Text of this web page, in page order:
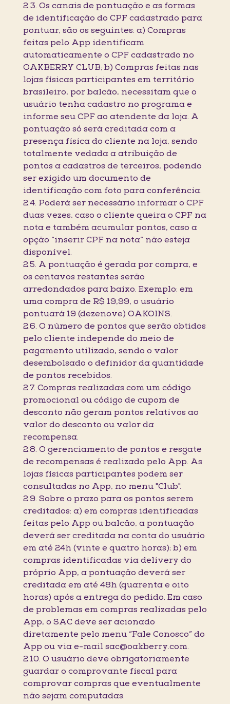
2.3. Os canais de pontuação e as formas
de identificação do CPF cadastrado para
pontuar, são os seguintes: a) Compras
feitas pelo App identificam
automaticamente o CPF cadastrado no
OAKBERRY CLUB; b) Compras feitas nas
lojas físicas participantes em território
brasileiro, por balcão, necessitam que o
usuário tenha cadastro no programa e
informe seu CPF ao atendente da loja. A
pontuação só será creditada com a
presença física do cliente na loja, sendo
totalmente vedada a atribuição de
pontos a cadastros de terceiros, podendo
ser exigido um documento de
identificação com foto para conferência.
2.4. Poderá ser necessário informar o CPF
duas vezes, caso o cliente queira o CPF na
nota e também acumular pontos, caso a
opção “inserir CPF na nota” não esteja
disponível.
2.5. A pontuação é gerada por compra, e
os centavos restantes serão
arredondados para baixo. Exemplo: em
uma compra de R$ 19,99, o usuário
pontuará 19 (dezenove) OAKOINS.
2.6. O número de pontos que serão obtidos
pelo cliente independe do meio de
pagamento utilizado, sendo o valor
desembolsado o definidor da quantidade
de pontos recebidos.
2.7. Compras realizadas com um código
promocional ou código de cupom de
desconto não geram pontos relativos ao
valor do desconto ou valor da
recompensa.
2.8. O gerenciamento de pontos e resgate
de recompensas é realizado pelo App. As
lojas físicas participantes podem ser
consultadas no App, no menu "Club".
2.9. Sobre o prazo para os pontos serem
creditados: a) em compras identificadas
feitas pelo App ou balcão, a pontuação
deverá ser creditada na conta do usuário
em até 24h (vinte e quatro horas); b) em
compras identificadas via delivery do
próprio App, a pontuação deverá ser
creditada em até 48h (quarenta e oito
horas) após a entrega do pedido. Em caso
de problemas em compras realizadas pelo
App, o SAC deve ser acionado
diretamente pelo menu “Fale Conosco” do
App ou via e-mail sac@oakberry.com.
2.10. O usuário deve obrigatoriamente
guardar o comprovante fiscal para
comprovar compras que eventualmente
não sejam computadas.